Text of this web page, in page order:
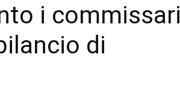
i commissari
di